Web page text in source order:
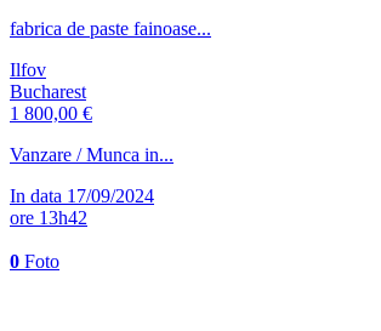
fabrica de paste fainoase...
Ilfov
Bucharest
1 800,00 €
Vanzare / Munca in...
In data 17/09/2024
ore 13h42
0 Foto